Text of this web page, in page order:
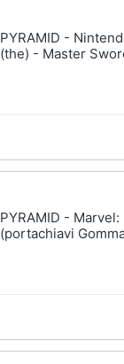
PYRAMID -
(the) - Master
PYRAMID -
(portachiavi